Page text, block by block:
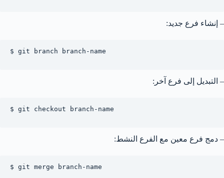
– إنشاء فرع جديد:
$ git branch branch-name
– التبديل إلى فرع آخر:
$ git checkout branch-name
– دمج فرع معين مع الفرع النشط:
$ git merge branch-name